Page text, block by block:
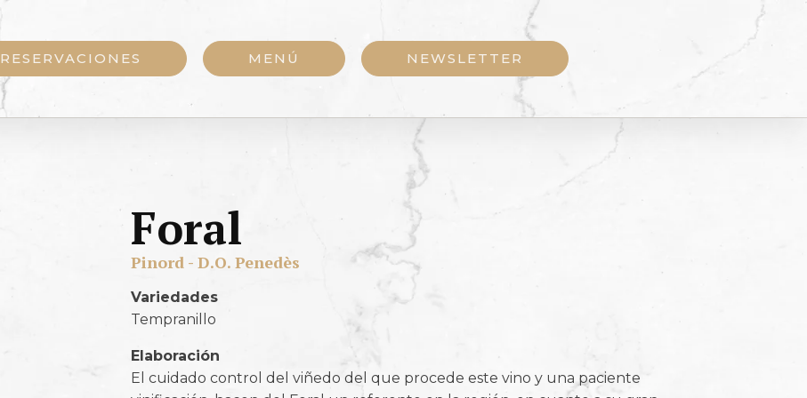
RESERVACIONES MENÚ NEWSLETTER
Foral
Pinord - D.O. Penedès
Variedades
Tempranillo
Elaboración
El cuidado control del viñedo del que procede este vino y una paciente